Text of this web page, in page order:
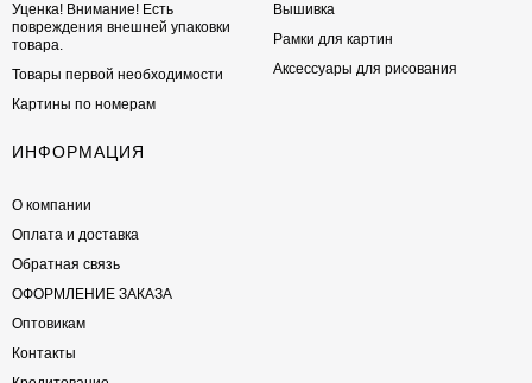
Уценка! Внимание! Есть
повреждения внешней упаковки
товара.
Товары первой необходимости
Картины по номерам
Вышивка
Рамки для картин
Аксессуары для рисования
ИНФОРМАЦИЯ
О компании
Оплата и доставка
Обратная связь
ОФОРМЛЕНИЕ ЗАКАЗА
Оптовикам
Контакты